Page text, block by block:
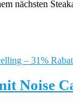
nächsten
Noise